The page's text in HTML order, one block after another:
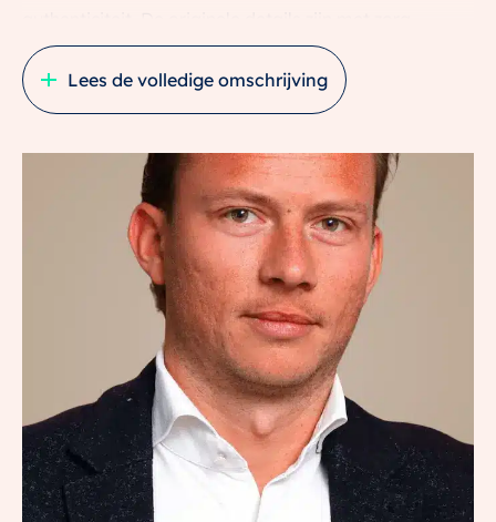
behouden gebleven en vormen samen met het
moderne wooncomfort een perfecte balans. Denk aan
glas-in-loodramen, en-suite-deuren en paneeldeuren –
exclusieve uitstraling geven.
Gelegen op een royaal perceel van maar liefst 729 m²,
met veel privacy, een heerlijke tuin en
parkeergelegenheid voor meerdere auto’s op eigen
terrein, biedt deze villa alles wat je zoekt in
comfortabel vrijstaand wonen.
Droom jij van vrijstaand wonen in een karaktervolle
villa?
Op een centrale locatie, met een heerlijke tuin,
Lees de volledige omschrijving